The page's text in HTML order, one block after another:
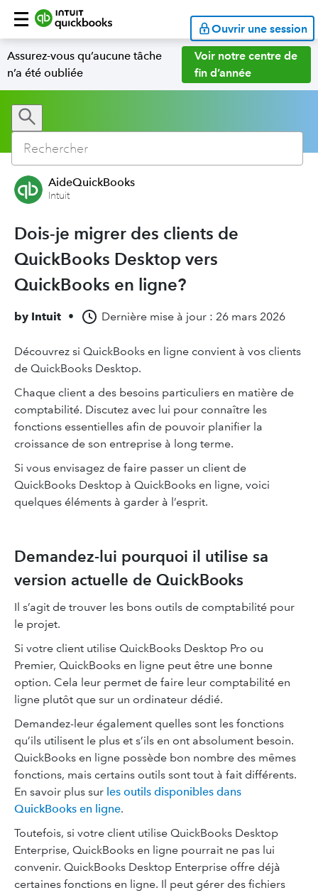
Ouvrir une session
Assurez-vous qu’aucune tâche
n’a été oubliée
Voir notre centre de
fin d’année
AideQuickBooks
Intuit
Dois-je migrer des clients de
QuickBooks Desktop vers
QuickBooks en ligne?
by Intuit • Dernière mise à jour : 26 mars 2026
Découvrez si QuickBooks en ligne convient à vos clients
de QuickBooks Desktop.
Chaque client a des besoins particuliers en matière de
comptabilité. Discutez avec lui pour connaître les
fonctions essentielles afin de pouvoir planifier la
croissance de son entreprise à long terme.
Si vous envisagez de faire passer un client de
QuickBooks Desktop à QuickBooks en ligne, voici
quelques éléments à garder à l’esprit.
Demandez-lui pourquoi il utilise sa
version actuelle de QuickBooks
Il s’agit de trouver les bons outils de comptabilité pour
le projet.
Si votre client utilise QuickBooks Desktop Pro ou
Premier, QuickBooks en ligne peut être une bonne
option. Cela leur permet de faire leur comptabilité en
ligne plutôt que sur un ordinateur dédié.
Demandez-leur également quelles sont les fonctions
qu’ils utilisent le plus et s’ils en ont absolument besoin.
QuickBooks en ligne possède bon nombre des mêmes
fonctions, mais certains outils sont tout à fait différents.
En savoir plus sur les outils disponibles dans
QuickBooks en ligne.
Toutefois, si votre client utilise QuickBooks Desktop
Enterprise, QuickBooks en ligne pourrait ne pas lui
convenir. QuickBooks Desktop Enterprise offre déjà
certaines fonctions en ligne. Il peut gérer des fichiers